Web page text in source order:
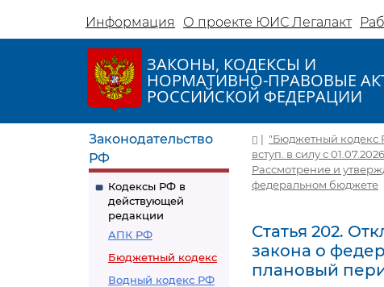
Информация О проекте ЮИС Легалакт
ЗАКОНЫ, КОДЕКСЫ И
НОРМАТИВНО-ПРАВОВЫЕ
РОССИЙСКОЙ ФЕДЕРАЦИИ
Законодательство
РФ
Кодексы РФ в
действующей
редакции
АПК РФ
Бюджетный кодекс
Водный кодекс РФ
| "Бюджетный кодекс
вступ. в силу с
Рассмотрение и
федеральном бюджете
Статья 202.
закона о
плановый